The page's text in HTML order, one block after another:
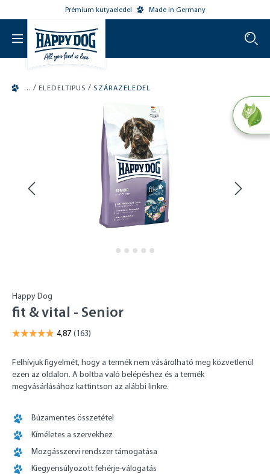
Prémium kutyaeledel Made in Germany
/ ELEDELTIPUS / SZÁRAZELEDEL
Happy Dog
fit & vital - Senior
Felhívjuk figyelmét, hogy a termék nem vásárolható meg közvetlenül
ezen az oldalon. A boltba való belépéshez és a termék
megvásárlásához kattintson az alábbi linkre.
Búzamentes összetétel
Kíméletes a szervekhez
Mozgásszervi rendszer támogatása
Kiegyensúlyozott fehérje-válogatás